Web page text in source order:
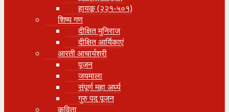
हायकू (२२१-५०१)
शिष्य गण
दीक्षित मुनिराज
दीक्षित आर्यिकाएं
आरती आचार्यश्री
पूजन
जयमाला
संपूर्ण महा अर्घ्य
गुरु पद पूजन
कविता